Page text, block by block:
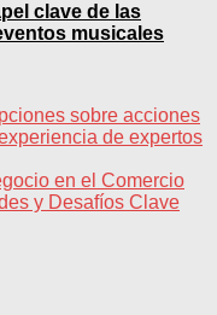
clave de las
musicales
sobre acciones
de expertos
en el Comercio
y Desafíos Clave